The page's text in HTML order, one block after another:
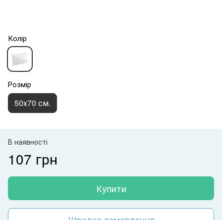
Колір
Розмір
50х70 см.
В наявності
107 грн
Купити